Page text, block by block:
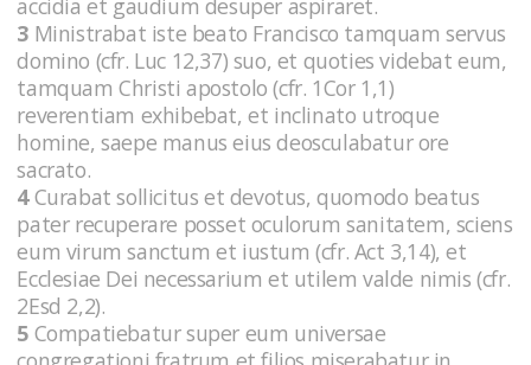
3 Ministrabat iste beato Francisco tamquam servus
domino (cfr. Luc 12,37) suo, et quoties videbat eum,
tamquam Christi apostolo (cfr. 1Cor 1,1)
reverentiam exhibebat, et inclinato utroque
homine, saepe manus eius deosculabatur ore
sacrato.
4Curabat sollicitus et devotus, quomodo beatus
pater recuperare posset oculorum sanitatem, sciens
eum virum sanctum et iustum (cfr. Act 3,14), et
Ecclesiae Dei necessarium et utilem valde nimis (cfr.
2Esd 2,2).
5 Compatiebatur super eum universae